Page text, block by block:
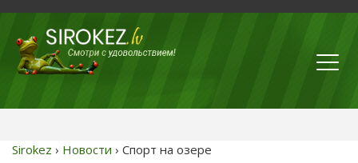
Sirokez › Новости › Спорт на озере